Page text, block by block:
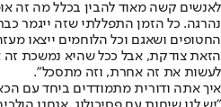
לאנשים קשה מאוד להבין בכלל מה זה
נהרגה. כל הזמן התפללתי שזה ייגמר
החטופים ושאגם וכל הלוחמים ייצאו
הזאת צודקת, אבל ככל שהיא נמשכת זה
לעשות את זה אחרת, וזה מתסכל".
איך אתה ודורית מתמודדים ביחד עם